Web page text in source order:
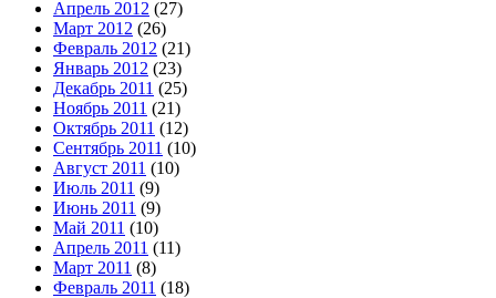
Апрель 2012 (27)
Март 2012 (26)
Февраль 2012 (21)
Январь 2012 (23)
Декабрь 2011 (25)
Ноябрь 2011 (21)
Октябрь 2011 (12)
Сентябрь 2011 (10)
Август 2011 (10)
Июль 2011 (9)
Июнь 2011 (9)
Май 2011 (10)
Апрель 2011 (11)
Март 2011 (8)
Февраль 2011 (18)